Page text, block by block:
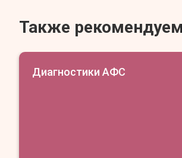
Также рекомендуем
Диагностики АФС